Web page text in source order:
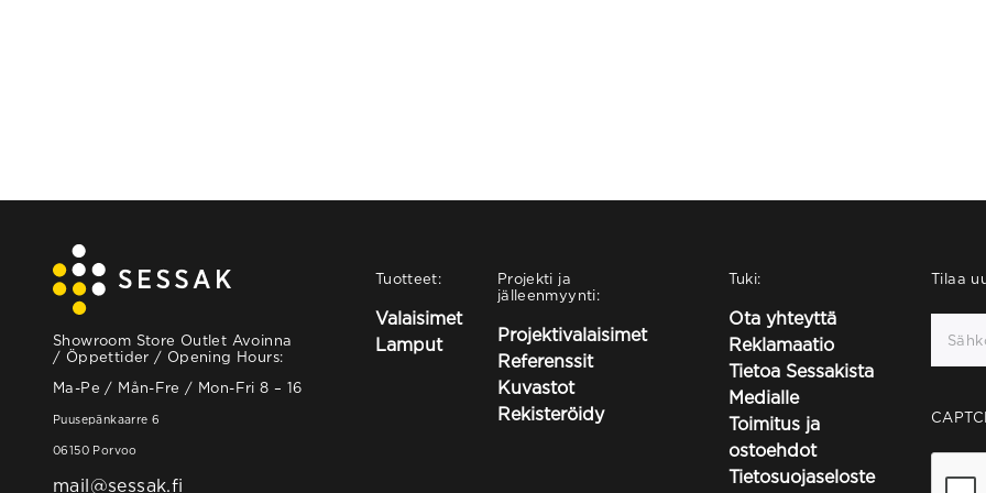
Showroom Store Outlet Avoinna
/ Öppettider / Opening Hours:
Ma-Pe / Mån-Fre / Mon-Fri 8 – 16
Puusepänkaarre 6
06150 Porvoo
mail@sessak.fi
Tuotteet:
Valaisimet
Lamput
Projekti ja
jälleenmyynti:
Projektivalaisimet
Referenssit
Kuvastot
Rekisteröidy
Tuki:
Ota yhteyttä
Reklamaatio
Tietoa Sessakista
Medialle
Toimitus ja
ostoehdot
Tietosuojaseloste
Tilaa